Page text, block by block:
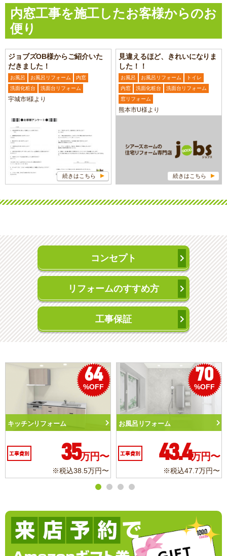
内窓工事を施工したお客様からのお
便り
ジョブズOB様からご紹介いた
だきました！
お風呂 お風呂リフォーム
内窓
洗面化粧台
洗面台リフォーム
宇城市I様より
続きはこちら
見違えるほど、きれいになりま
した！！
お風呂 お風呂リフォーム
トイレ
内窓
洗面化粧台
洗面台リフォーム
窓リフォーム
熊本市U様より
続きはこちら
コンセプト
リフォームのすすめ方
工事保証
64
%OFF
キッチンリフォーム
工事費別 35万円〜
※税込38.5万円〜
70
%OFF
お風呂リフォーム
工事費別 43.4万円〜
※税込47.7万円〜